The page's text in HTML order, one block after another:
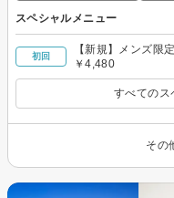
スペシャルメニュー
初回
【新規】メンズ限
￥4,480
すべてのス
その